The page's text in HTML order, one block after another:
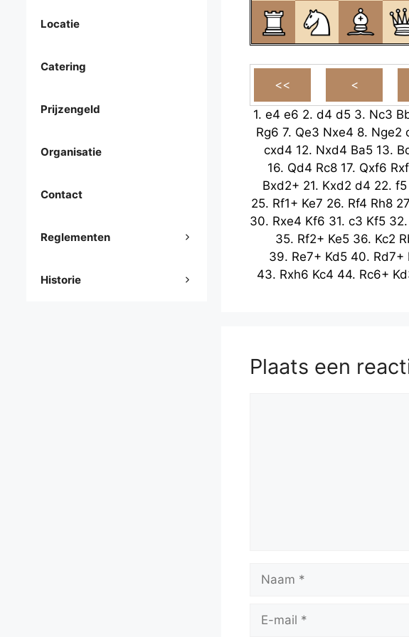
1. e4 e6 2. d4 d5 3. Nc3
Rg6 7. Qe3 Nxe4 8. Nge2
cxd4 12. Nxd4 Ba5 13.
16. Qd4 Rc8 17. Qxf6
Bxd2+ 21. Kxd2 d4 22. f5
25. Rf1+ Ke7 26. Rf4 Rh8
30. Rxe4 Kf6 31. c3 Kf5 32.
35. Rf2+ Ke5 36. Kc2
39. Re7+ Kd5 40. Rd7+
43. Rxh6 Kc4 44. Rc6+
Plaats een
mail
Locatie
Catering
Prijzengeld
Organisatie
Contact
Reglementen
Historie